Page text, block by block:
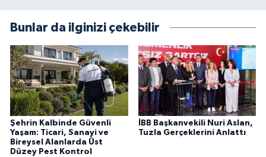
Bunlar da ilginizi çekebilir
Şehrin Kalbinde Güvenli
Yaşam: Ticari, Sanayi ve
Bireysel Alanlarda Üst
Düzey Pest Kontrol
İBB Başkanvekili Nuri Aslan,
Tuzla Gerçeklerini Anlattı